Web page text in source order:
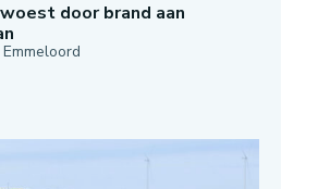
door brand aan
Emmeloord